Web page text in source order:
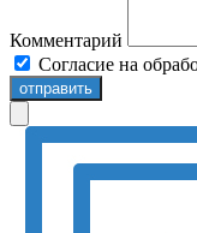
Комментарий
Согласие на
отправить